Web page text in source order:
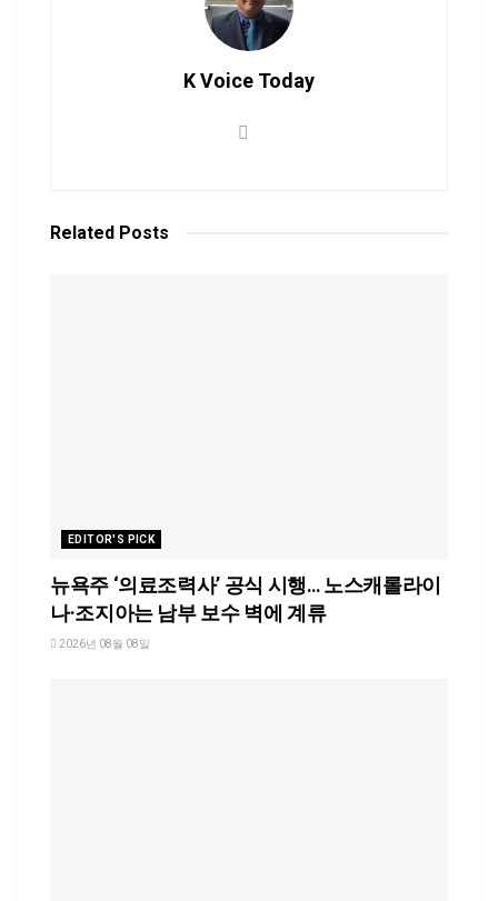
K Voice Today
Related Posts
EDITOR'S PICK
뉴욕주 ‘의료조력사’ 공식 시행… 노스캐롤라이
나·조지아는 남부 보수 벽에 계류
2026년 08월 08일